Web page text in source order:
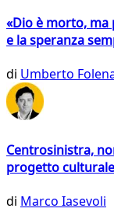
«Dio è morto, ma
e la speranza
di Umberto
Centrosinistra,
progetto culturale
di Marco Iasevoli